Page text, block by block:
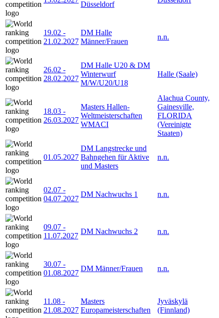
Düsseldorf
19.02 -
21.02.2027
DM Halle
Männer/Frauen
n.n.
26.02 -
28.02.2027
DM Halle U20 & DM
Winterwurf
M/W/U20/U18
Halle (Saale)
18.03 -
26.03.2027
Masters Hallen-
Weltmeisterschaften
WMACI
Alachua County,
Gainesville,
FLORIDA
(Vereinigte
Staaten)
01.05.2027
DM Langstrecke und
Bahngehen für Aktive
und Masters
n.n.
02.07 -
04.07.2027
DM Nachwuchs 1 n.n.
09.07 -
11.07.2027
DM Nachwuchs 2 n.n.
30.07 -
01.08.2027
DM Männer/Frauen n.n.
11.08 -
21.08.2027
Masters
Europameisterschaften
Jyväskylä
(Finnland)